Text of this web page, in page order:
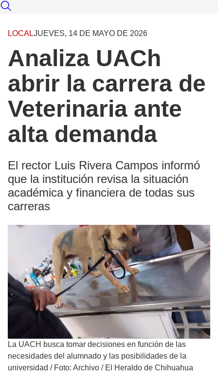
LOCALJUEVES, 14 DE MAYO DE 2026
Analiza UACh
abrir la carrera de
Veterinaria ante
alta demanda
El rector Luis Rivera Campos informó
que la institución revisa la situación
académica y financiera de todas sus
carreras
La UACH busca tomar decisiones en función de las
necesidades del alumnado y las posibilidades de la
universidad / Foto: Archivo / El Heraldo de Chihuahua